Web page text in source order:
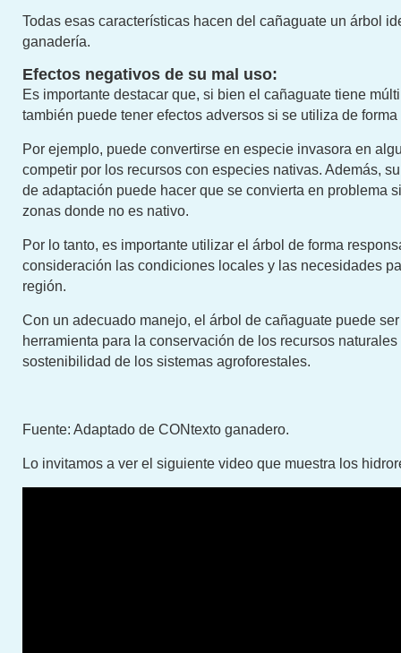
Todas esas características hacen del cañaguate un árbol
ganadería.
Efectos negativos de su mal uso:
Es importante destacar que, si bien el cañaguate tiene
también puede tener efectos adversos si se utiliza de
Por ejemplo, puede convertirse en especie invasora en
competir por los recursos con especies nativas. Además,
de adaptación puede hacer que se convierta en problema
zonas donde no es nativo.
Por lo tanto, es importante utilizar el árbol de forma
consideración las condiciones locales y las necesidades
región.
Con un adecuado manejo, el árbol de cañaguate puede
herramienta para la conservación de los recursos
sostenibilidad de los sistemas agroforestales.
Fuente: Adaptado de CONtexto ganadero.
Lo invitamos a ver el siguiente video que muestra los